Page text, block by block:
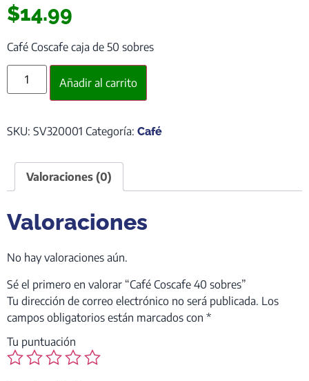
$14.99
Café Coscafe caja de 50 sobres
Añadir al carrito
SKU: SV320001 Categoría: Café
Valoraciones (0)
Valoraciones
No hay valoraciones aún.
Sé el primero en valorar “Café Coscafe 40 sobres”
Tu dirección de correo electrónico no será publicada. Los
campos obligatorios están marcados con *
Tu puntuación